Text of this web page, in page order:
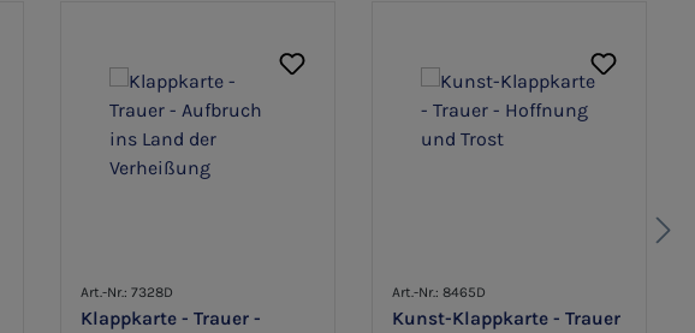
Art.-Nr.: 7328D
Klappkarte - Trauer -
Art.-Nr.: 8465D
Kunst-Klappkarte - Trauer